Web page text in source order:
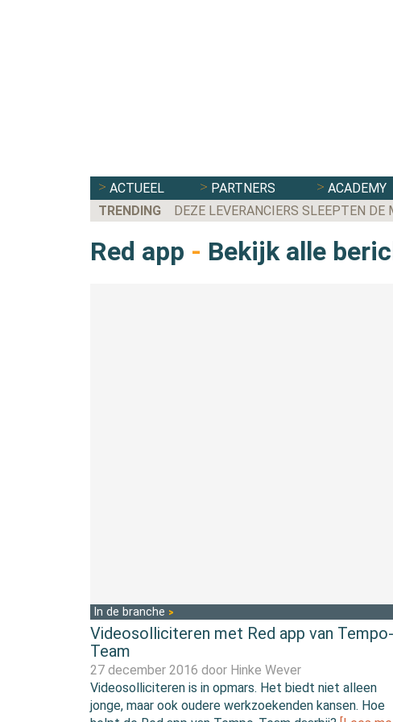
ACTUEEL PARTNERS ACADEMY
TRENDING
DEZE LEVERANCIERS SLEEPTEN
Red app - Bekijk alle
In de branche
Videosolliciteren met Red app van Tempo-
Team
27 december 2016 door Hinke Wever
Videosolliciteren is in opmars. Het biedt niet alleen
jonge, maar ook oudere werkzoekenden kansen. Hoe